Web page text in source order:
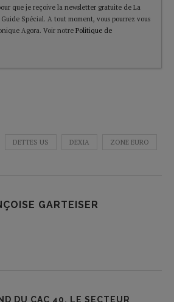
que je reçoive la newsletter gratuite de La
Spécial. A tout moment, vous pourrez vous
Agora. Voir notre Politique de
DETTES US DEXIA ZONE EURO
GARTEISER
DU CAC 40, LE SECTEUR